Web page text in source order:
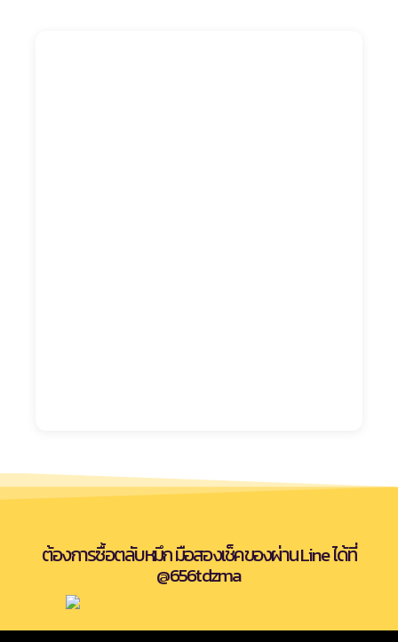
ต้องการซื้อตลับหมึก มือสองเช็คของผ่าน Line ได้ที่
@656tdzma